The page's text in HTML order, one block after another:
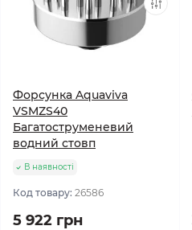
Форсунка Aquaviva
VSMZS40
Багатоструменевий
водний стовп
В наявності
Код товару: 26586
5 922 грн